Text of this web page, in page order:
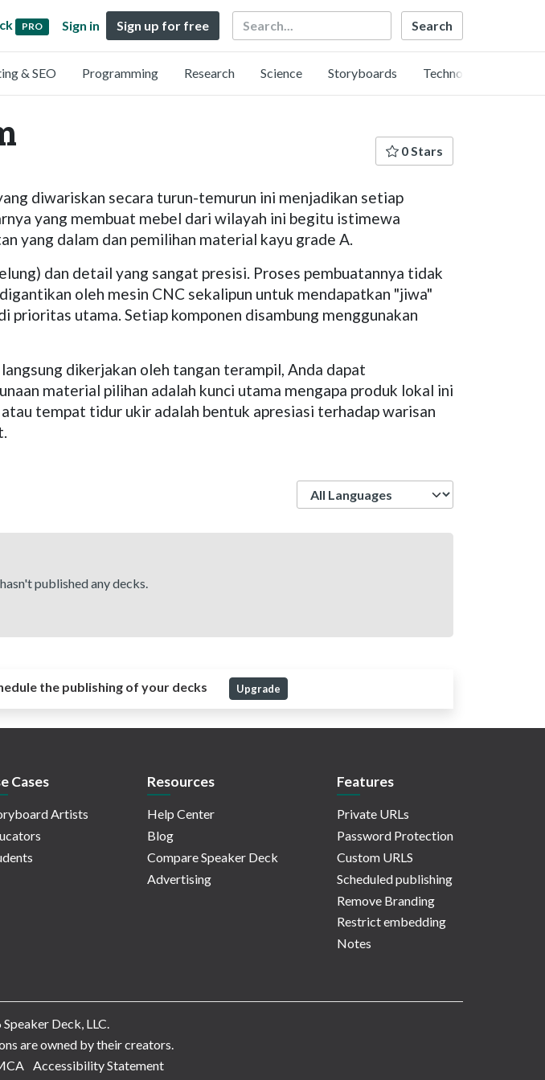
PRO Sign in Sign up for free Search
& SEO Programming Research Science Storyboards Technology
0 Stars
diwariskan secara turun-temurun ini menjadikan setiap
yang membuat mebel dari wilayah ini begitu istimewa
yang dalam dan pemilihan material kayu grade A.
dan detail yang sangat presisi. Proses pembuatannya tidak
oleh mesin CNC sekalipun untuk mendapatkan "jiwa"
utama. Setiap komponen disambung menggunakan
dikerjakan oleh tangan terampil, Anda dapat
material pilihan adalah kunci utama mengapa produk lokal ini
tempat tidur ukir adalah bentuk apresiasi terhadap warisan
published any decks.
the publishing of your decks Upgrade
Cases
Artists
Resources
Help Center
Blog
Compare Speaker Deck
Advertising
Features
Private URLs
Password Protection
Custom URLS
Scheduled publishing
Remove Branding
Restrict embedding
Notes
Deck, LLC.
are owned by their creators.
Accessibility Statement